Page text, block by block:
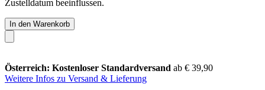
Zustelldatum beeinflussen.
In den Warenkorb
Österreich: Kostenloser Standardversand ab € 39,90
Weitere Infos zu Versand & Lieferung